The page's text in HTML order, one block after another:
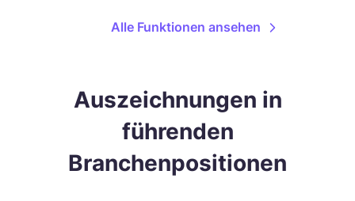
Alle Funktionen ansehen
Auszeichnungen in
führenden
Branchenpositionen